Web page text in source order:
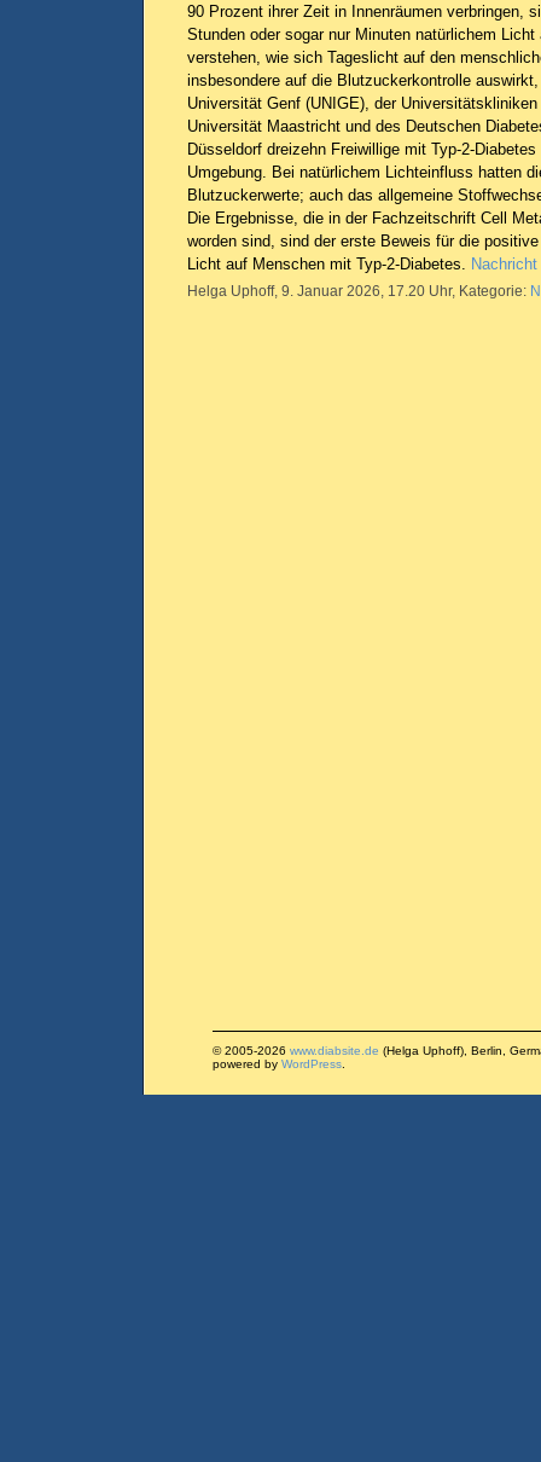
90 Prozent ihrer Zeit in Innenräumen verbringen,
Stunden oder sogar nur Minuten natürlichem
verstehen, wie sich Tageslicht auf den
insbesondere auf die Blutzuckerkontrolle
Universität Genf (UNIGE), der
Universität Maastricht und des Deutschen
Düsseldorf dreizehn Freiwillige mit Typ-2-
Umgebung. Bei natürlichem Lichteinfluss hatten
Blutzuckerwerte; auch das allgemeine
Die Ergebnisse, die in der Fachzeitschrift Cell
worden sind, sind der erste Beweis für die
Licht auf Menschen mit Typ-2-Diabetes.
Helga Uphoff, 9. Januar 2026, 17.20 Uhr, Kategorie:
© 2005-2026 www.diabsite.de (Helga Uphoff), Berlin,
powered by WordPress.